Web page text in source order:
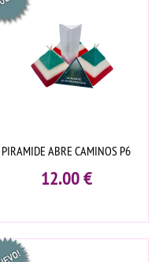
PIRAMIDE ABRE CAMINOS P6
12.00€